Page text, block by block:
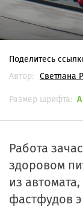
Поделитесь
Автор:
Светлана
Размер шрифта: A
Работа
здоровом
из
фастфудов